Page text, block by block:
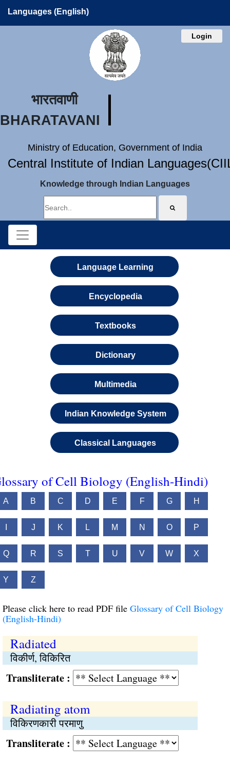
Languages (English)
Login
भारतवाणी
BHARATAVANI
Ministry of Education, Government of India
Central Institute of Indian
Knowledge through Indian Languages
Language Learning
Encyclopedia
Textbooks
Dictionary
Multimedia
Indian Knowledge System
Classical Languages
of Cell Biology (English-Hindi)
A B C D E F G H
J K L M N O P
Q R S T U V W X
Y Z
Please click here to read PDF file Glossary of Cell Biology
(English-Hindi)
Radiated
विकीर्ण, विकिरित
:
Radiating atom
विकिरणकारी परमाणु
: